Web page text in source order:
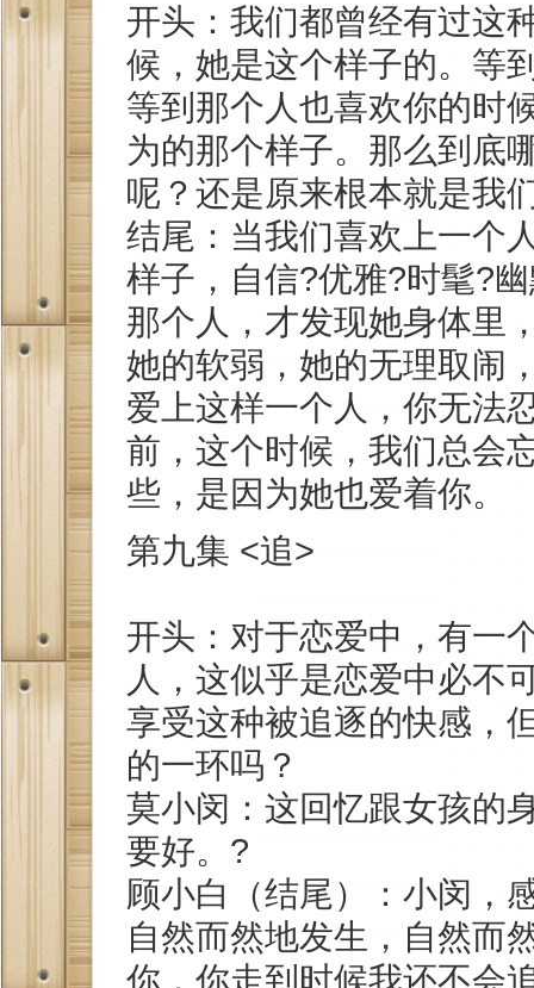
开头：我们都曾经有过这
候，她是这个样子的。等
等到那个人也喜欢你的时
为的那个样子。那么到底
呢？还是原来根本就是我
结尾：当我们喜欢上一个
样子，自信?优雅?时髦?
那个人，才发现她身体里
她的软弱，她的无理取闹
爱上这样一个人，你无法
前，这个时候，我们总会
些，是因为她也爱着你。
第九集 <追>
开头：对于恋爱中，有一
人，这似乎是恋爱中必不
享受这种被追逐的快感，
的一环吗？
莫小闵：这回忆跟女孩的
要好。?
顾小白（结尾）：小闵，
自然而然地发生，自然而
你，你走到时候我还不会